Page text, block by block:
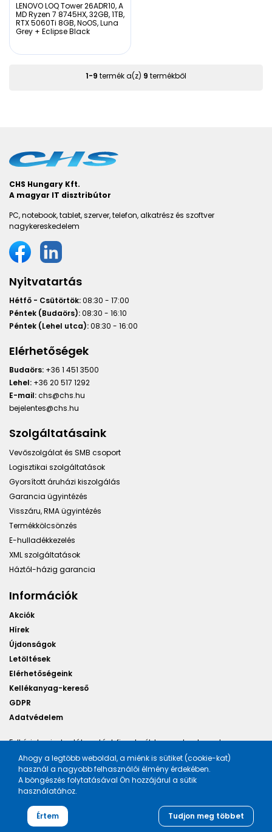
LENOVO LOQ Tower 26ADR10, A
MD Ryzen 7 8745HX, 32GB, 1TB,
RTX 5060Ti 8GB, NoOS, Luna
Grey + Eclipse Black
1-9 termék a(z) 9 termékből
CHS Hungary Kft.
A magyar IT disztribútor
PC, notebook, tablet, szerver, telefon, alkatrész és szoftver
nagykereskedelem
Nyitvatartás
Hétfő - Csütörtök:08:30 - 17:00
Péntek (Budaörs):08:30 - 16:10
Péntek (Lehel utca):08:30 - 16:00
Elérhetőségek
Budaörs: +36 1 451 3500
Lehel: +36 20 517 1292
E-mail:chs@chs.hu
bejelentes@chs.hu
Szolgáltatásaink
Vevőszolgálat és SMB csoport
Logisztikai szolgáltatások
Gyorsított áruházi kiszolgálás
Garancia ügyintézés
Visszáru, RMA ügyintézés
Termékkölcsönzés
E-hulladékkezelés
XML szolgáltatások
Háztól-házig garancia
Információk
Akciók
Hírek
Újdonságok
Letöltések
Elérhetőségeink
Kellékanyag-kereső
GDPR
Adatvédelem
Felhívjuk minden látogatónk figyelmét, hogy a honlapunkon
található képek illusztrációk, a változtatás jogát fenntartjuk.
Tervezte és készítette:
Vision-Software, az Octopus 8 ERP
forgalmazója
Ahogy a legtöbb weboldal, a miénk is sütiket (cookie-kat)
használ a nagyobb felhasználói élmény érdekében.
A böngészés folytatásával Ön hozzájárul a sütik
használatához.
Értem Tudjon meg többet